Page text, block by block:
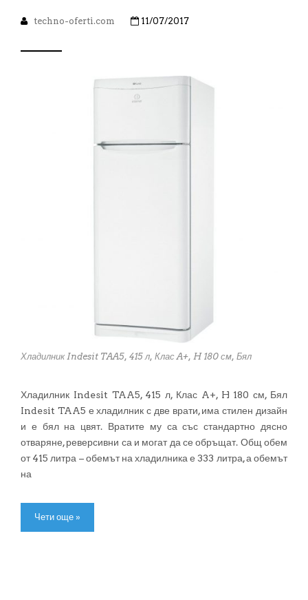
techno-oferti.com 11/07/2017
Хладилник Indesit TAA5, 415 л, Клас A+, H 180 см, Бял
Хладилник Indesit TAA5, 415 л, Клас A+, H 180 см, Бял
Indesit TAA5 е хладилник с две врати, има стилен дизайн
и е бял на цвят. Вратите му са със стандартно дясно
отваряне, реверсивни са и могат да се обръщат. Общ обем
от 415 литра – обемът на хладилника е 333 литра, а обемът
на
Чети още »